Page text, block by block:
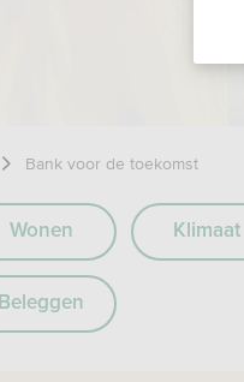
Bank voor de toekomst
Wonen Klimaat
Beleggen